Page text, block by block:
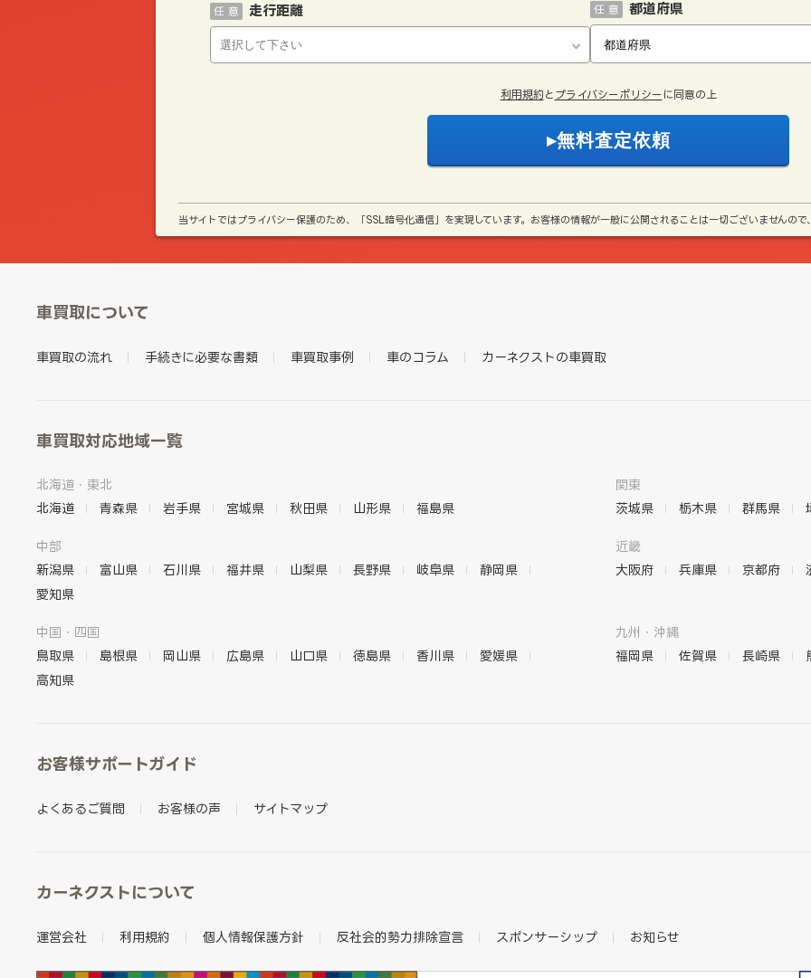
走行距離
任 意 都道府県
任 意
利用規約 と プライバシーポリシー に同意の上
当サイトではプライバシー保護のため、「SSL暗号化通信」を実現しています。お客様の情報が一般に公開されることは一切ございませんの
車買取について
車買取の流れ 手続きに必要な書類 車買取事例 車のコラム カーネクストの車買取
車買取対応地域一覧
北海道・東北
北海道
青森県 岩手県 宮城県 秋田県 山形県 福島県
関東
茨城県
栃木県 群馬県
中部
新潟県
富山県 石川県 福井県 山梨県 長野県 岐阜県
静岡県
愛知県
近畿
大阪府
兵庫県 京都府
中国・四国
鳥取県
島根県 岡山県 広島県 山口県 徳島県 香川県
愛媛県
高知県
九州・沖縄
福岡県
佐賀県 長崎県
お客様サポートガイド
よくあるご質問 お客様の声 サイトマップ
カーネクストについて
運営会社 利用規約 個人情報保護方針 反社会的勢力排除宣言 スポンサーシップ お知らせ